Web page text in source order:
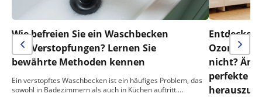
Wie befreien Sie ein Waschbecken
von Verstopfungen? Lernen Sie
bewährte Methoden kennen
Ein verstopftes Waschbecken ist ein häufiges Problem, das
sowohl in Badezimmern als auch in Küchen auftritt.…
Entdecken
nicht?
perfekte